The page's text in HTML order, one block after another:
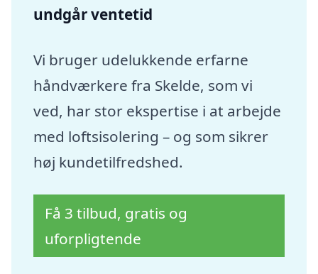
undgår ventetid
Vi bruger udelukkende erfarne
håndværkere fra Skelde, som vi
ved, har stor ekspertise i at arbejde
med loftsisolering – og som sikrer
høj kundetilfredshed.
Få 3 tilbud, gratis og
uforpligtende